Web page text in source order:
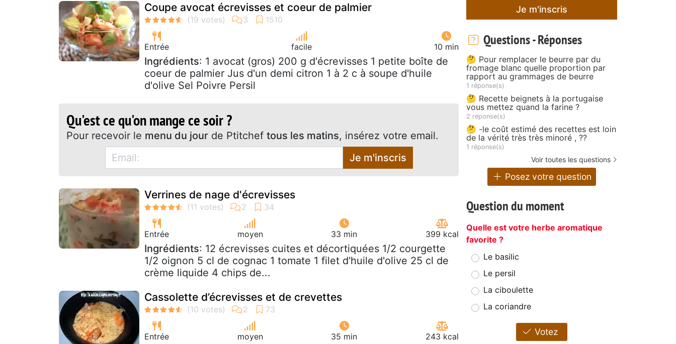
Coupe avocat écrevisses et coeur de palmier
Entrée facile 10 min
Ingrédients: 1 avocat (gros) 200 g d'écrevisses 1 petite boîte de
coeur de palmier Jus d'un demi citron 1 à 2 c à soupe d'huile
d'olive Sel Poivre Persil
Qu'est ce qu'on mange ce soir ?
Pour recevoir le menu du jour de Ptitchef tous les matins, insérez votre email.
Je m'inscris
Verrines de nage d'écrevisses
Entrée moyen 33 min 399 kcal
Ingrédients: 12 écrevisses cuites et décortiquées 1/2 courgette
1/2 oignon 5 cl de cognac 1 tomate 1 filet d'huile d'olive 25 cl de
crème liquide 4 chips de...
Cassolette d’écrevisses et de crevettes
Entrée moyen 35 min 243 kcal
Je m'inscris
Questions - Réponses
🤔 Pour remplacer le beurre par du
fromage blanc quelle proportion par
rapport au grammages de beurre
1 réponse(s)
🤔 Recette beignets à la portugaise
vous mettez quand la farine ?
2 réponse(s)
🤔 -le coût estimé des recettes est loin
de la vérité très très minoré , ??
1 réponse(s)
Voir toutes les questions
Posez votre question
Question du moment
Quelle est votre herbe aromatique
favorite ?
Le basilic
Le persil
La ciboulette
La coriandre
Votez